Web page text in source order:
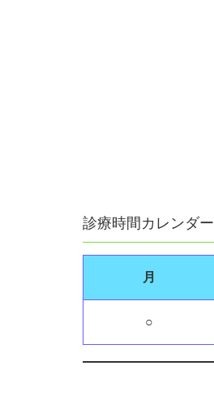
診療時間カレンダー
月
○